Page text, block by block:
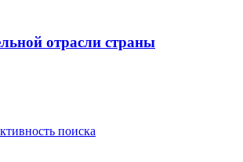
отрасли страны